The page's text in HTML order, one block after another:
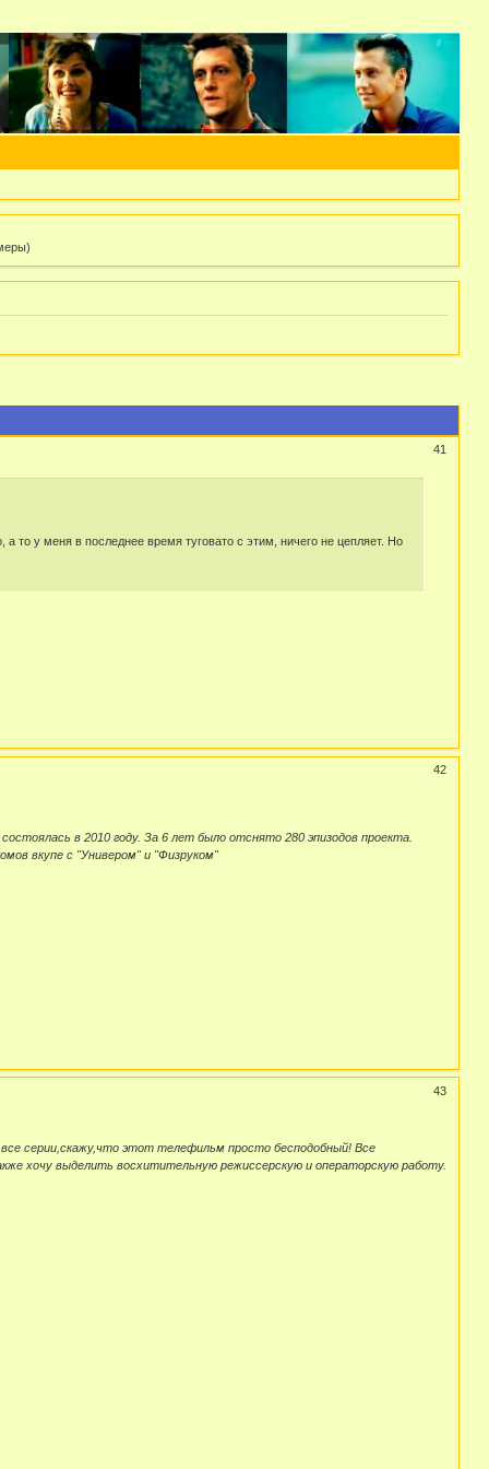
41
у меня в последнее время туговато с этим, ничего не цепляет. Но
42
в 2010 году. За 6 лет было отснято 280 эпизодов проекта.
вкупе с "Универом" и "Физруком"
43
серии,скажу,что этот телефильм просто бесподобный! Все
хочу выделить восхитительную режиссерскую и операторскую работу.